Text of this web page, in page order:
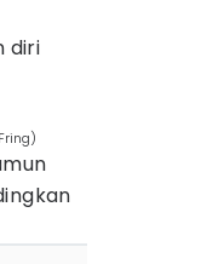
diri